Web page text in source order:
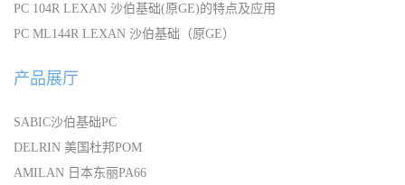
PC 104R LEXAN 沙伯基础(原GE)的特点及应用
PC ML144R LEXAN 沙伯基础（原GE）
产品展厅
SABIC沙伯基础PC
DELRIN 美国杜邦POM
AMILAN 日本东丽PA66